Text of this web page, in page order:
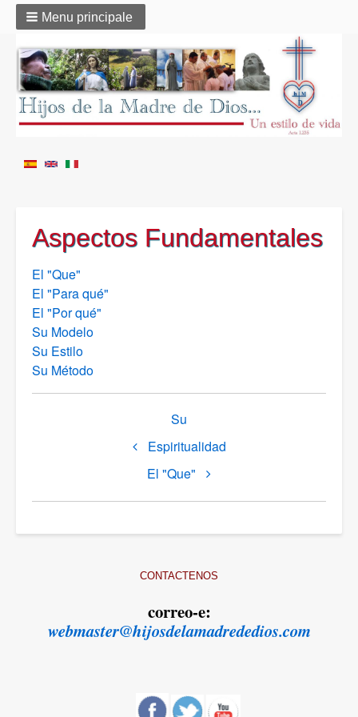
Menu principale
Aspectos Fundamentales
El "Que"
El "Para qué"
El "Por qué"
Su Modelo
Su Estilo
Su Método
attraversamento
book
Espiritualidad
Su
El "Que"
CONTACTENOS
correo-e:
webmaster@hijosdelamadrededios.com